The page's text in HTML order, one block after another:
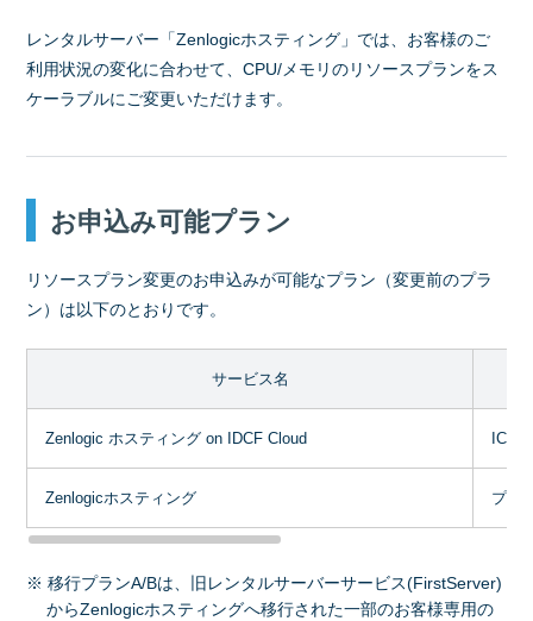
レンタルサーバー「Zenlogicホスティング」では、お客様のご
利用状況の変化に合わせて、CPU/メモリのリソースプランをス
ケーラブルにご変更いただけます。
お申込み可能プラン
リソースプラン変更のお申込みが可能なプラン（変更前のプラ
ン）は以下のとおりです。
サービス名
Zenlogic ホスティング on IDCF Cloud IC-1
Zenlogicホスティング プラ
※ 移行プランA/Bは、旧レンタルサーバーサービス(FirstServer)
からZenlogicホスティングへ移行された一部のお客様専用の